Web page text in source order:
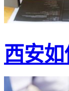
西安